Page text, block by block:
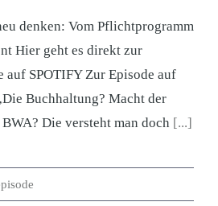
denken: Vom Pflichtprogramm
Hier geht es direkt zur
auf SPOTIFY Zur Episode auf
Buchhaltung? Macht der
Die versteht man doch [...]